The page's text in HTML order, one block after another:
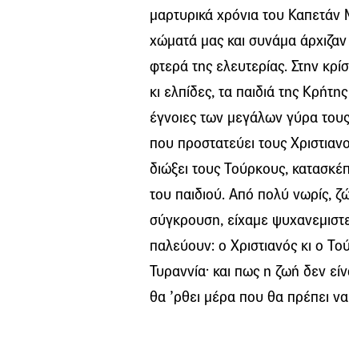
μαρτυρικά χρόνια του
χώματά μας και συνάμα
φτερά της ελευτερίας. Στην
κι ελπίδες, τα παιδιά της
έγνοιες των μεγάλων γύρα
που προστατεύει τους
διώξει τους Τούρκους,
του παιδιού. Από πολύ νωρίς,
σύγκρουση, είχαμε
παλεύουν: ο Χριστιανός κι ο
Τυραννία· και πως η ζωή δεν
θα ’ρθει μέρα που θα πρέπει